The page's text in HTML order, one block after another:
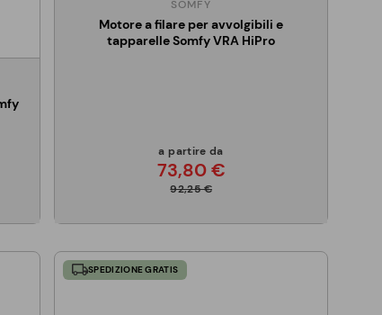
SOMFY
Motore a filare per avvolgibili e
tapparelle Somfy VRA HiPro
a partire da
73,80 €
92,25 €
SPEDIZIONE GRATIS